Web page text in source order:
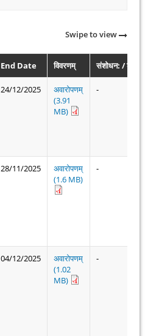
Swipe to view
End Date विवरणम् संशोधन: /
24/12/2025
अवारोपणम्
(3.91
MB)
-
28/11/2025
अवारोपणम्
(1.6 MB)
-
04/12/2025
अवारोपणम्
(1.02
MB)
-